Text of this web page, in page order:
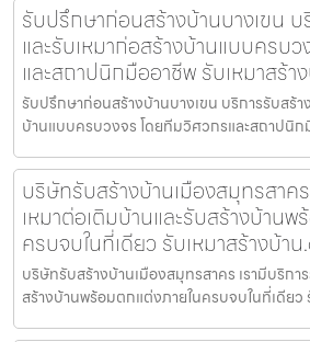
รับปรึกษาก่อนสร้างบ้านบางเขน บ
และรับเหมาก่อสร้างบ้านแบบครบ
และสถาปนิกมืออาชีพ รับเหมาสร้า
รับปรึกษาก่อนสร้างบ้านบางเขน บริการรับสร้า
บ้านแบบครบวงจร โดยทีมวิศวกรและสถาปนิก
บริษัทรับสร้างบ้านเมืองสมุทรสาค
เหมาต่อเติมบ้านและรับสร้างบ้าน
ครบจบในที่เดียว รับเหมาสร้างบ้า
บริษัทรับสร้างบ้านเมืองสมุทรสาคร เรามีบริกา
สร้างบ้านพร้อมตกแต่งภายในครบจบในที่เดียว